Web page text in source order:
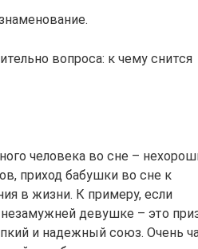
вопроса: к чему снится
человека во сне –
приход бабушки во сне к
в жизни. К примеру, если
девушке – это
и надежный союз. Очень